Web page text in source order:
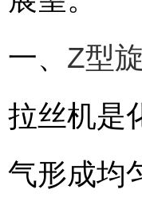
一、 Z型
拉丝机是
气形成均